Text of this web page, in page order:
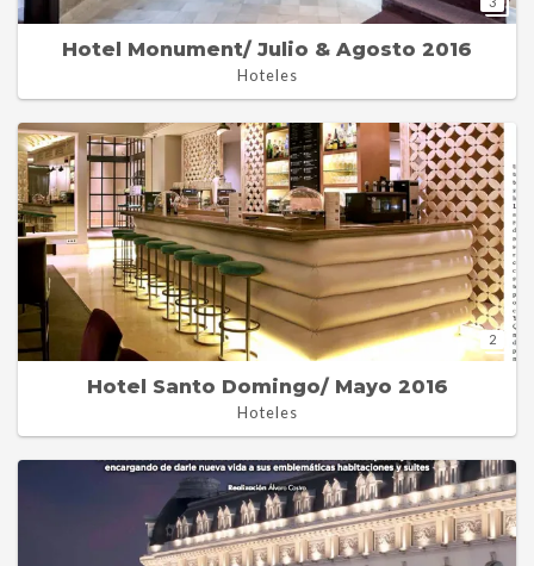
Hotel Monument/ Julio & Agosto 2016
Hoteles
2
Hotel Santo Domingo/ Mayo 2016
Hoteles